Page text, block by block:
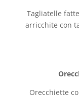
Tagliatelle
arricchite con
Orecchiette